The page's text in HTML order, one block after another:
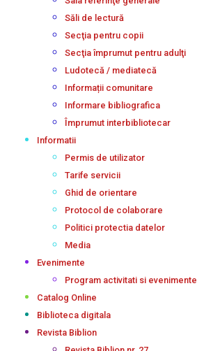
Săli de lectură
Secţia pentru copii
Secţia împrumut pentru adulţi
Ludotecă / mediatecă
Informații comunitare
Informare bibliografica
Împrumut interbibliotecar
Informatii
Permis de utilizator
Tarife servicii
Ghid de orientare
Protocol de colaborare
Politici protectia datelor
Media
Evenimente
Program activitati si
Catalog Online
Biblioteca digitala
Revista Biblion